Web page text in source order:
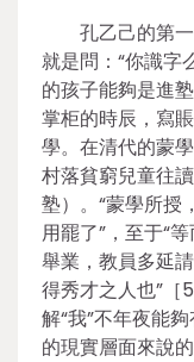
孔乙己的第
就是問：“你識字
的孩子能夠是進
掌柜的時辰，寫
學。在清代的蒙
村落貧窮兒童往
塾）。“蒙學所授
用罷了”，至于“
舉業，教員多延
得秀才之人也”［
解“我”不年夜能
的現實層面來說的